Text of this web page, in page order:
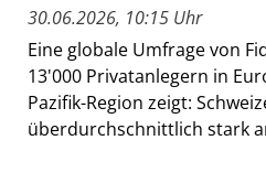
30.06.2026, 10:15 Uhr
Eine globale Umfrage von
13'000 Privatanlegern in
Pazifik-Region zeigt:
überdurchschnittlich stark